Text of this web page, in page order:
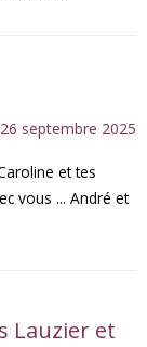
septembre 2025
et tes
vous ... André et
Lauzier et